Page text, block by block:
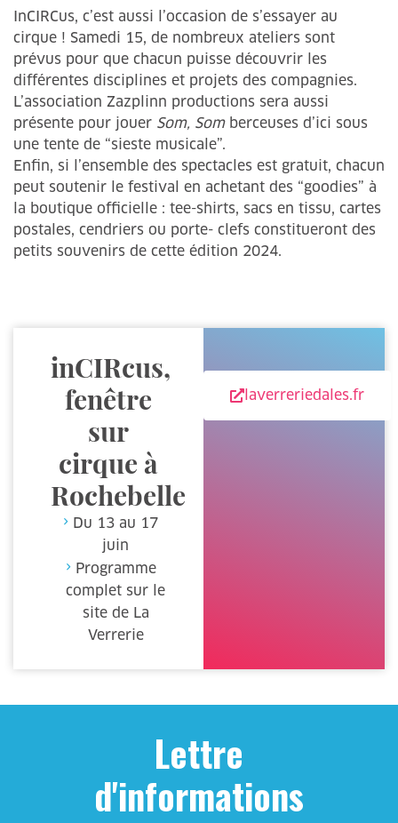
InCIRCus, c’est aussi l’occasion de s’essayer au
cirque ! Samedi 15, de nombreux ateliers sont
prévus pour que chacun puisse découvrir les
différentes disciplines et projets des compagnies.
L’association Zazplinn productions sera aussi
présente pour jouer Som, Somberceuses d’ici sous
une tente de “sieste musicale”.
Enfin, si l’ensemble des spectacles est gratuit, chacun
peut soutenir le festival en achetant des “goodies” à
la boutique officielle : tee-shirts, sacs en tissu, cartes
postales, cendriers ou porte- clefs constitueront des
petits souvenirs de cette édition 2024.
inCIRcus,
fenêtre
sur
cirque à
Rochebelle
Du 13 au 17
juin
Programme
complet sur le
site de La
Verrerie
laverreriedales.fr
Lettre
d'informations